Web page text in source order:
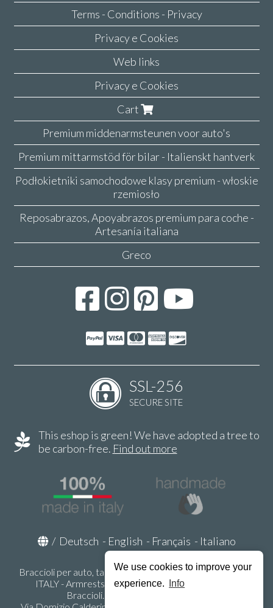
We use cookies to improve your
experience.
Info
Terms - Conditions - Privacy
Privacy e Cookies
Web links
Privacy e Cookies
Cart
Premium middenarmsteunen voor auto's
Premium mittarmstöd för bilar - Italienskt hantverk
Podłokietniki samochodowe klasy premium - włoskie
rzemiosło
Reposabrazos, Apoyabrazos premium para coche -
Artesanía italiana
Greco
SSL-256
SECURE SITE
This eshop is green! We have adopted a tree to
be carbon-free. Find out more
/ Deutsch - English - Français - Italiano
Braccioli per auto, tappeti auto, accessori auto MADE IN
ITALY - Armrests, Mittelarmlehnen, Accoundoirs -
Braccioli.it - P.Iva IT02178470353